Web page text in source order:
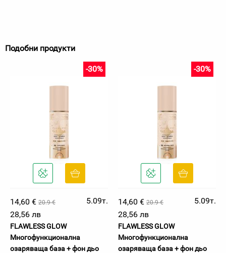
Подобни продукти
14,60 € 20.9 €
-30%
5.09т.
28,56 лв
FLAWLESS GLOW
Многофункционална
озаряваща база + фон дьо
14,60 € 20.9 €
-30%
5.09т.
28,56 лв
FLAWLESS GLOW
Многофункционална
озаряваща база + фон дьо